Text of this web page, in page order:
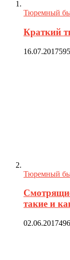
Тюремный
Краткий
16.07.2017
Тюремный
такие и
02.06.2017